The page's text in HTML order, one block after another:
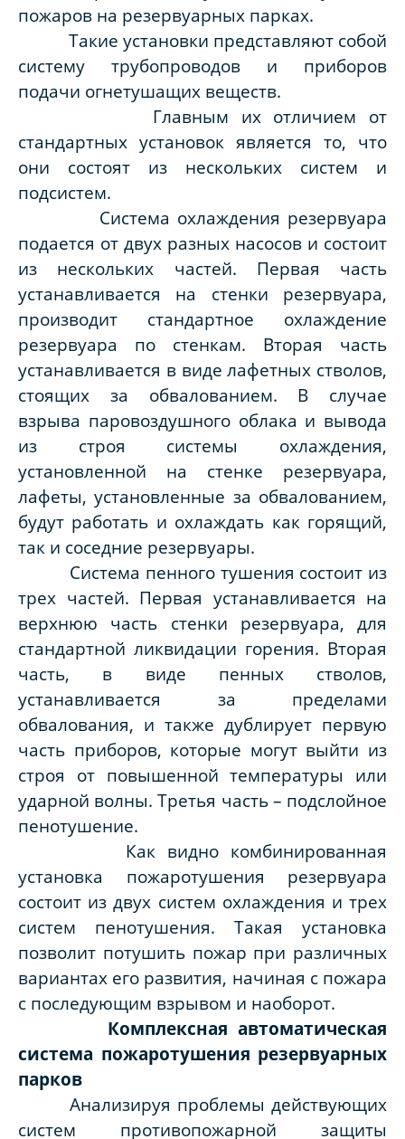
пожаров на резервуарных парках.
Такие установки представляют собой
систему трубопроводов и приборов
подачи огнетушащих веществ.
Главным их отличием от
стандартных установок является то, что
они состоят из нескольких систем и
подсистем.
Система охлаждения резервуара
подается от двух разных насосов и состоит
из нескольких частей. Первая часть
устанавливается на стенки резервуара,
производит стандартное охлаждение
резервуара по стенкам. Вторая часть
устанавливается в виде лафетных стволов,
стоящих за обвалованием. В случае
взрыва паровоздушного облака и вывода
из строя системы охлаждения,
установленной на стенке резервуара,
лафеты, установленные за обвалованием,
будут работать и охлаждать как горящий,
так и соседние резервуары.
Система пенного тушения состоит из
трех частей. Первая устанавливается на
верхнюю часть стенки резервуара, для
стандартной ликвидации горения. Вторая
часть, в виде пенных стволов,
устанавливается за пределами
обвалования, и также дублирует первую
часть приборов, которые могут выйти из
строя от повышенной температуры или
ударной волны. Третья часть – подслойное
пенотушение.
Как видно комбинированная
установка пожаротушения резервуара
состоит из двух систем охлаждения и трех
систем пенотушения. Такая установка
позволит потушить пожар при различных
вариантах его развития, начиная с пожара
с последующим взрывом и наоборот.
Комплексная автоматическая
система пожаротушения резервуарных
парков
Анализируя проблемы действующих
систем противопожарной защиты